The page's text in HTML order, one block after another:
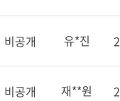
비공개 유*진
비공개 재**원